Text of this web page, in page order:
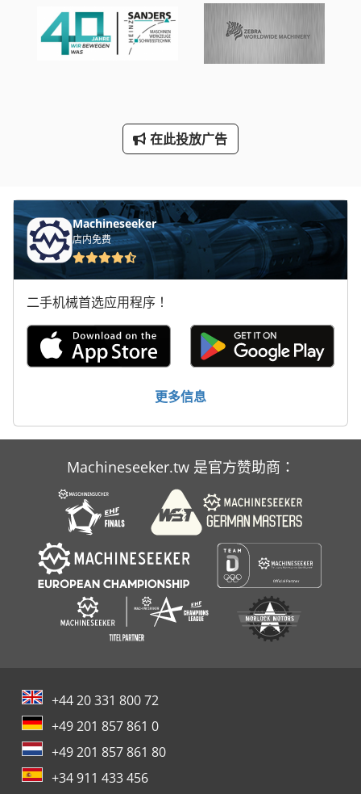
车床 Y 轴
铲 齿 车床
在此投放广告
Machineseeker
店内免费
二手机械首选应用程序！
更多信息
Machineseeker.tw 是官方赞助商：
+44 20 331 800 72
+49 201 857 861 0
+49 201 857 861 80
+34 911 433 456